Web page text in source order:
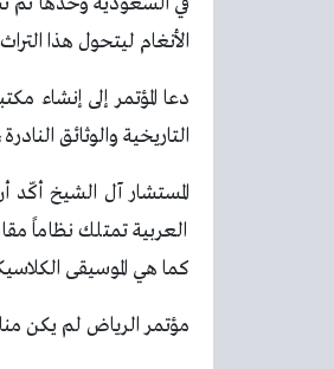
الأنغام ليتحول هذا
دعا المؤتمر إلى
التاريخية والوثائق
المستشار آل الشيخ أكّد
العربية تمتلك نظاماً
كما هي الموسيقى
مؤتمر الرياض لم يكن